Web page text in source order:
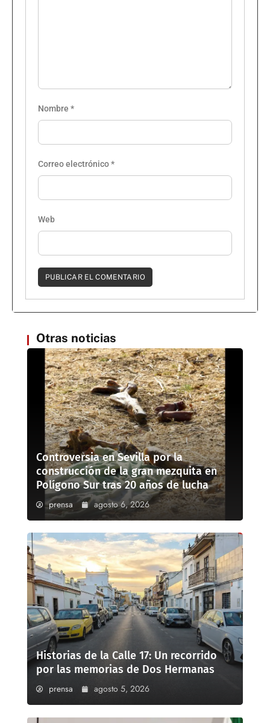
Nombre *
Correo electrónico*
Web
Otras noticias
Controversia en Sevilla por la
construcción de la gran mezquita en
Polígono Sur tras 20 años de lucha
prensa agosto 6, 2026
Historias de la Calle 17: Un recorrido
por las memorias de Dos Hermanas
prensa agosto 5, 2026